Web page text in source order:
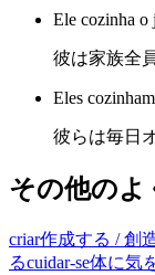
Ele cozinha o
彼は家族全
Eles
彼らは毎日
その他のよ
criar作成する / 創
るcuidar-se体に気